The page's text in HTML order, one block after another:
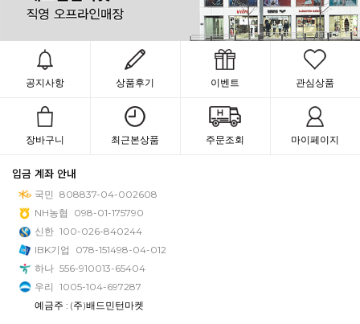
공지사항 상품후기 이벤트 관심상품
장바구니 최근본상품 주문조회 마이페이지
입금 계좌 안내
국민 808837-04-002608
NH농협
098-01-175790
신한 100-026-840244
IBK기업
078-151498-04-012
하나 556-910013-65404
우리 1005-104-697287
예금주 : (주)배드민턴마켓